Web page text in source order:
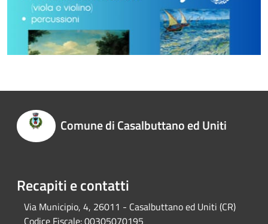
Comune di Casalbuttano ed Uniti
Recapiti e contatti
Via Municipio, 4, 26011 - Casalbuttano ed Uniti (CR)
Codice Fiscale:00305070195